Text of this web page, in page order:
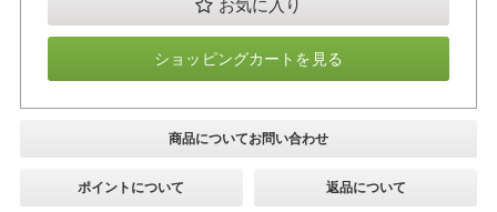
お気に入り
ショッピングカートを見る
商品についてお問い合わせ
ポイントについて 返品について